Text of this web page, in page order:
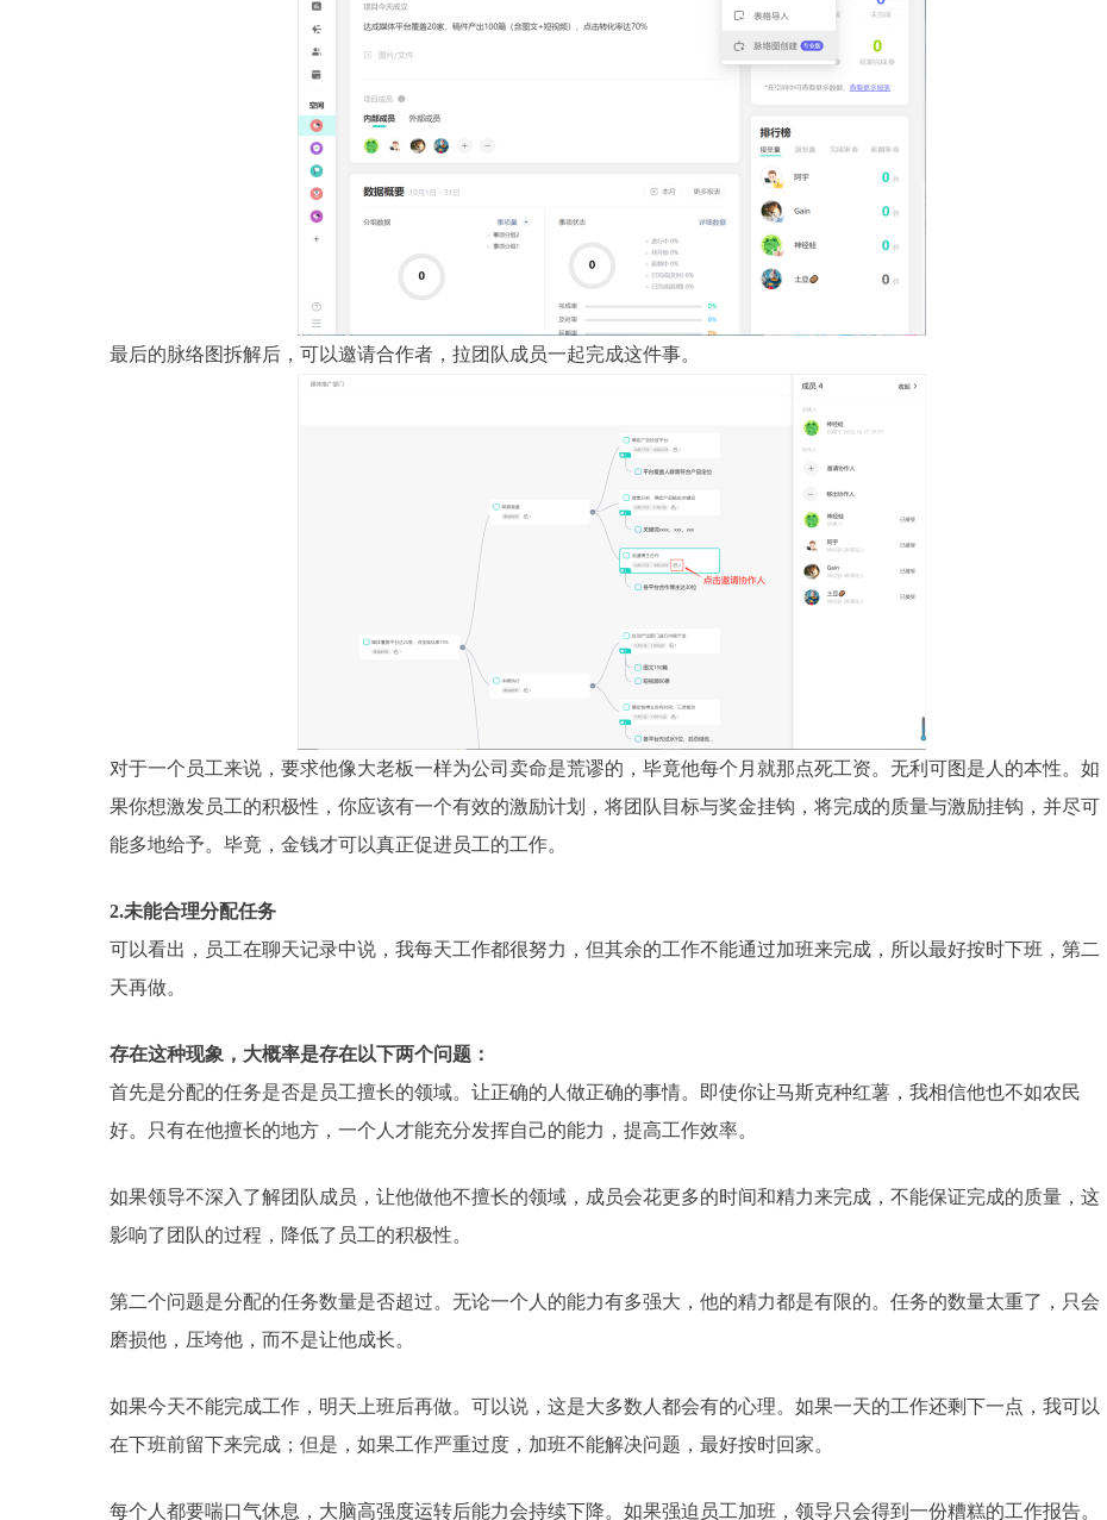
最后的脉络图拆解后，可以邀请合作者，拉团队成员一起完成这件事。
对于一个员工来说，要求他像大老板一样为公司卖命是荒谬的，毕竟他每个月就那点死工资。无利可图是人的本性。如
果你想激发员工的积极性，你应该有一个有效的激励计划，将团队目标与奖金挂钩，将完成的质量与激励挂钩，并尽可
能多地给予。毕竟，金钱才可以真正促进员工的工作。
2.未能合理分配任务
可以看出，员工在聊天记录中说，我每天工作都很努力，但其余的工作不能通过加班来完成，所以最好按时下班，第二
天再做。
存在这种现象，大概率是存在以下两个问题：
首先是分配的任务是否是员工擅长的领域。让正确的人做正确的事情。即使你让马斯克种红薯，我相信他也不如农民
好。只有在他擅长的地方，一个人才能充分发挥自己的能力，提高工作效率。
如果领导不深入了解团队成员，让他做他不擅长的领域，成员会花更多的时间和精力来完成，不能保证完成的质量，这
影响了团队的过程，降低了员工的积极性。
第二个问题是分配的任务数量是否超过。无论一个人的能力有多强大，他的精力都是有限的。任务的数量太重了，只会
磨损他，压垮他，而不是让他成长。
如果今天不能完成工作，明天上班后再做。可以说，这是大多数人都会有的心理。如果一天的工作还剩下一点，我可以
在下班前留下来完成；但是，如果工作严重过度，加班不能解决问题，最好按时回家。
每个人都要喘口气休息，大脑高强度运转后能力会持续下降。如果强迫员工加班，领导只会得到一份糟糕的工作报告。